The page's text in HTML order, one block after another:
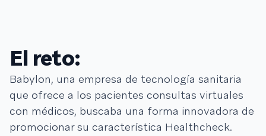
El reto:
Babylon, una empresa de tecnología sanitaria
que ofrece a los pacientes consultas virtuales
con médicos, buscaba una forma innovadora de
promocionar su característica Healthcheck.